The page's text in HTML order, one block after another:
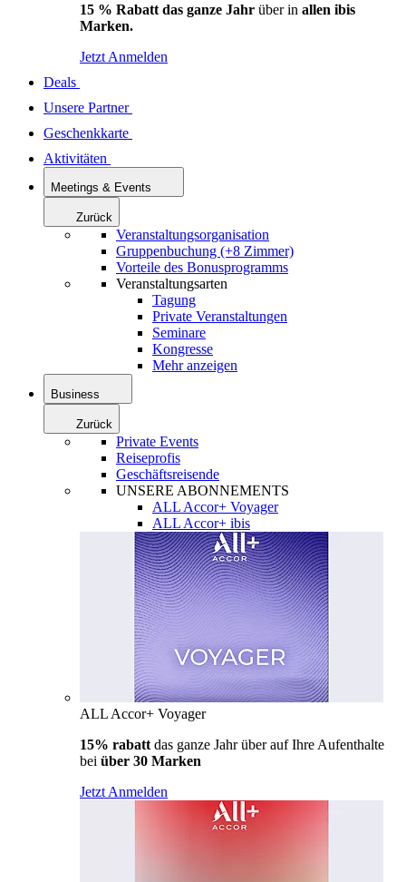
15 % Rabatt das ganze Jahr über in allen ibis
Marken.
Jetzt Anmelden
Deals
Unsere Partner
Geschenkkarte
Aktivitäten
Meetings & Events
Zurück
Veranstaltungsorganisation
Gruppenbuchung (+8 Zimmer)
Vorteile des Bonusprogramms
Veranstaltungsarten
Tagung
Private Veranstaltungen
Seminare
Kongresse
Mehr anzeigen
Business
Zurück
Private Events
Reiseprofis
Geschäftsreisende
UNSERE ABONNEMENTS
ALL Accor+ Voyager
ALL Accor+ ibis
ALL Accor+ Voyager
15% rabatt das ganze Jahr über auf Ihre Aufenthalte
bei über 30 Marken
Jetzt Anmelden